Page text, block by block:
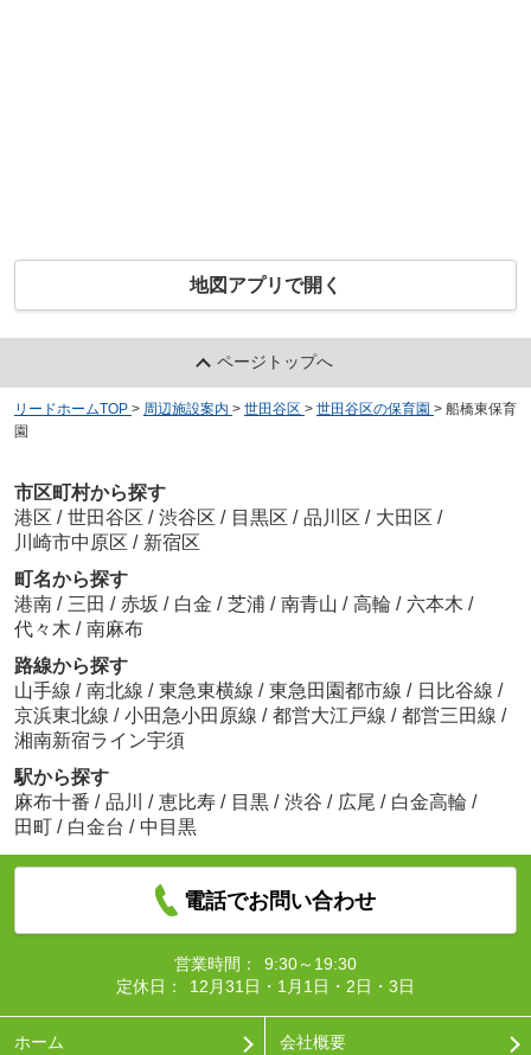
地図アプリで開く
ページトップへ
リードホームTOP > 周辺施設案内 > 世田谷区 > 世田谷区の保育園 > 船橋東保育
園
市区町村から探す
港区 / 世田谷区 / 渋谷区 / 目黒区 / 品川区 / 大田区 /
川崎市中原区 / 新宿区
町名から探す
港南 / 三田 / 赤坂 / 白金 / 芝浦 / 南青山 / 高輪 / 六本木 /
代々木 / 南麻布
路線から探す
山手線 / 南北線 / 東急東横線 / 東急田園都市線 / 日比谷線 /
京浜東北線 / 小田急小田原線 / 都営大江戸線 / 都営三田線 /
湘南新宿ライン宇須
駅から探す
麻布十番 / 品川 / 恵比寿 / 目黒 / 渋谷 / 広尾 / 白金高輪 /
田町 / 白金台 / 中目黒
電話でお問い合わせ
営業時間：
9:30～19:30
定休日：
12月31日・1月1日・2日・3日
ホーム 会社概要